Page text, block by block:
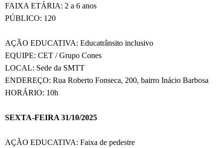
FAIXA ETÁRIA: 2 a 6 anos
PÚBLICO: 120
AÇÃO EDUCATIVA: Educatrânsito inclusivo
EQUIPE: CET / Grupo Cones
LOCAL: Sede da SMTT
ENDEREÇO: Rua Roberto Fonseca, 200, bairro Inácio Barbosa
HORÁRIO: 10h
SEXTA-FEIRA 31/10/2025
AÇÃO EDUCATIVA: Faixa de pedestre